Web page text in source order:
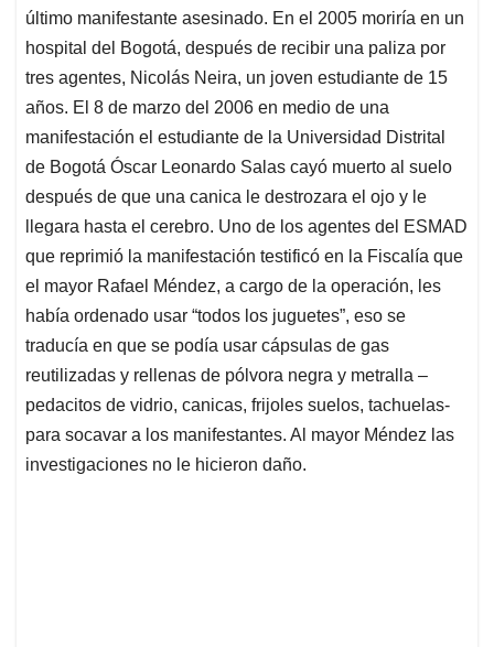
último manifestante asesinado. En el 2005 moriría en un
hospital del Bogotá, después de recibir una paliza por
tres agentes, Nicolás Neira, un joven estudiante de 15
años. El 8 de marzo del 2006 en medio de una
manifestación el estudiante de la Universidad Distrital
de Bogotá Óscar Leonardo Salas cayó muerto al suelo
después de que una canica le destrozara el ojo y le
llegara hasta el cerebro. Uno de los agentes del ESMAD
que reprimió la manifestación testificó en la Fiscalía que
el mayor Rafael Méndez, a cargo de la operación, les
había ordenado usar “todos los juguetes”, eso se
traducía en que se podía usar cápsulas de gas
reutilizadas y rellenas de pólvora negra y metralla –
pedacitos de vidrio, canicas, frijoles suelos, tachuelas-
para socavar a los manifestantes. Al mayor Méndez las
investigaciones no le hicieron daño.